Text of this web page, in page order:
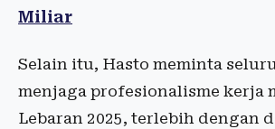
Miliar
Selain itu, Hasto meminta
menjaga profesionalisme kerja
Lebaran 2025, terlebih dengan